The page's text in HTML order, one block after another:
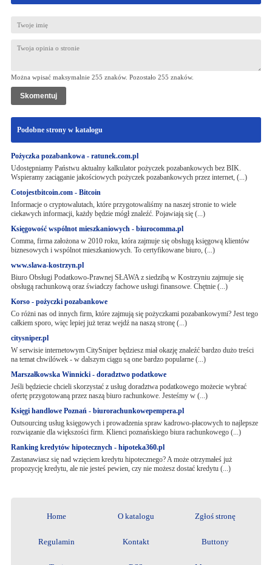
Można wpisać maksymalnie 255 znaków. Pozostało 255 znaków.
Podobne strony w katalogu
Pożyczka pozabankowa - ratunek.com.pl
Udostępniamy Państwu aktualny kalkulator pożyczek pozabankowych bez BIK.
Wspieramy zaciąganie jakościowych pożyczek pozabankowych przez internet, (...)
Cotojestbitcoin.com - Bitcoin
Informacje o cryptowalutach, które przygotowaliśmy na naszej stronie to wiele
ciekawych informacji, każdy będzie mógł znaleźć. Pojawiają się (...)
Księgowość wspólnot mieszkaniowych - biurocomma.pl
Comma, firma założona w 2010 roku, która zajmuje się obsługą księgową klientów
biznesowych i wspólnot mieszkaniowych. To certyfikowane biuro, (...)
www.slawa-kostrzyn.pl
Biuro Obsługi Podatkowo-Prawnej SŁAWA z siedzibą w Kostrzyniu zajmuje się
obsługą rachunkową oraz świadczy fachowe usługi finansowe. Chętnie (...)
Korso - pożyczki pozabankowe
Co różni nas od innych firm, które zajmują się pożyczkami pozabankowymi? Jest tego
całkiem sporo, więc lepiej już teraz wejdź na naszą stronę (...)
citysniper.pl
W serwisie internetowym CitySniper będziesz miał okazję znaleźć bardzo dużo treści
na temat chwilówek - w dalszym ciągu są one bardzo popularne (...)
Marszałkowska Winnicki - doradztwo podatkowe
Jeśli będziecie chcieli skorzystać z usług doradztwa podatkowego możecie wybrać
ofertę przygotowaną przez naszą biuro rachunkowe. Jesteśmy w (...)
Księgi handlowe Poznań - biurorachunkowepempera.pl
Outsourcing usług księgowych i prowadzenia spraw kadrowo-płacowych to najlepsze
rozwiązanie dla większości firm. Klienci poznańskiego biura rachunkowego (...)
Ranking kredytów hipotecznych - hipoteka360.pl
Zastanawiasz się nad wzięciem kredytu hipotecznego? A może otrzymałeś już
propozycję kredytu, ale nie jesteś pewien, czy nie możesz dostać kredytu (...)
Home O katalogu Zgłoś stronę
Regulamin Kontakt Buttony